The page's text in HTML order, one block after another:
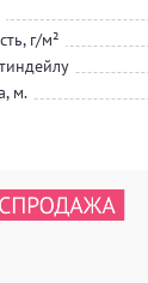
г/м²
м.